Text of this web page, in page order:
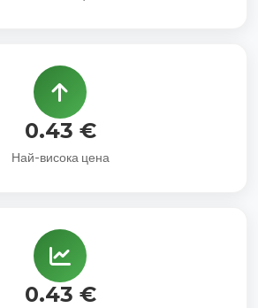
0.43 €
Най-висока цена
0.43 €